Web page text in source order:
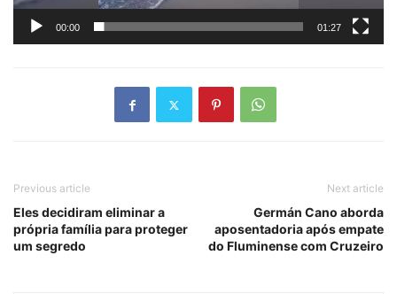
00:00 01:27
Previous article
Eles decidiram eliminar a
própria família para proteger
um segredo
Next article
Germán Cano aborda
aposentadoria após empate
do Fluminense com Cruzeiro